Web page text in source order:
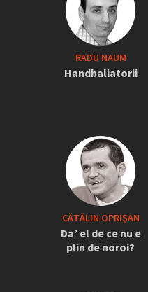
RADU NAUM
Handbaliatorii
CĂTĂLIN OPRIŞAN
Da’ el de ce nu e
plin de noroi?